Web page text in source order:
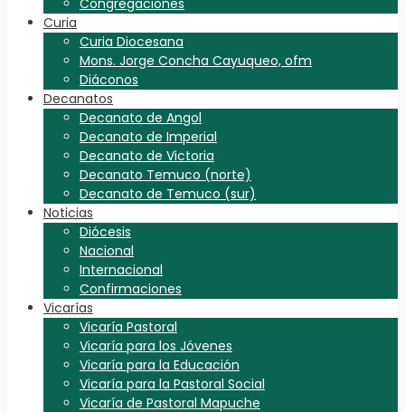
Curia
Curia Diocesana
Mons. Jorge Concha Cayuqueo, ofm
Diáconos
Decanatos
Decanato de Angol
Decanato de Imperial
Decanato de Victoria
Decanato Temuco (norte)
Decanato de Temuco (sur)
Noticias
Diócesis
Nacional
Internacional
Confirmaciones
Vicarías
Vicaría Pastoral
Vicaría para los Jóvenes
Vicaría para la Educación
Vicaría para la Pastoral Social
Vicaría de Pastoral Mapuche